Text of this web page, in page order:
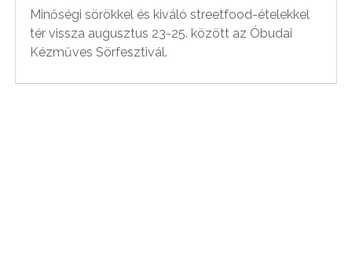
Minőségi sörökkel és kiváló streetfood-ételekkel
tér vissza augusztus 23-25. között az Óbudai
Kézműves Sörfesztivál.